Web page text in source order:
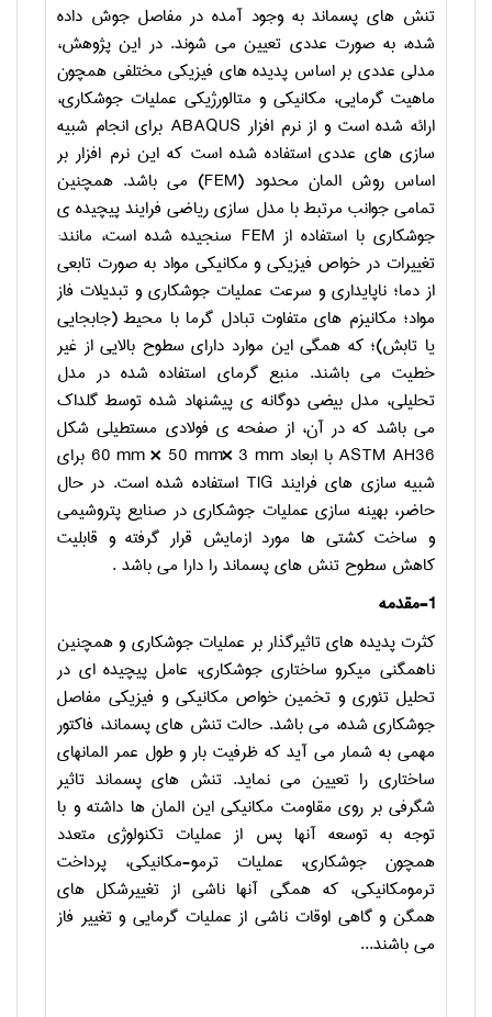
تنش های پسماند به وجود آمده در مفاصل جوش داده
شده، به صورت عددی تعیین می شوند. در این پژوهش،
مدلی عددی بر اساس پدیده های فیزیکی مختلفی همچون
ماهیت گرمایی، مکانیکی و متالورژیکی عملیات جوشکاری،
ارائه شده است و از نرم افزار ABAQUS برای انجام شبیه
سازی های عددی استفاده شده است که این نرم افزار بر
اساس روش المان محدود (FEM) می باشد. همچنین
تمامی جوانب مرتبط با مدل سازی ریاضی فرایند پیچیده ی
جوشکاری با استفاده از FEM سنجیده شده است، مانند:
تغییرات در خواص فیزیکی و مکانیکی مواد به صورت تابعی
از دما؛ ناپایداری و سرعت عملیات جوشکاری و تبدیلات فاز
مواد؛ مکانیزم های متفاوت تبادل گرما با محیط (جابجایی
یا تابش)؛ که همگی این موارد دارای سطوح بالایی از غیر
خطیت می باشند. منبع گرمای استفاده شده در مدل
تحلیلی، مدل بیضی دوگانه ی پیشنهاد شده توسط گلداک
می باشد که در آن، از صفحه ی فولادی مستطیلی شکل
ASTM AH36 با ابعاد 60 mm × 50 mm× 3 mm برای
شبیه سازی های فرایند TIG استفاده شده است. در حال
حاضر، بهینه سازی عملیات جوشکاری در صنایع پتروشیمی
و ساخت کشتی ها مورد ازمایش قرار گرفته و قابلیت
کاهش سطوح تنش های پسماند را دارا می باشد .
1-مقدمه
کثرت پدیده های تاثیرگذار بر عملیات جوشکاری و همچنین
ناهمگنی میکرو ساختاری جوشکاری، عامل پیچیده ای در
تحلیل تئوری و تخمین خواص مکانیکی و فیزیکی مفاصل
جوشکاری شده، می باشد. حالت تنش های پسماند، فاکتور
مهمی به شمار می آید که ظرفیت بار و طول عمر المانهای
ساختاری را تعیین می نماید. تنش های پسماند تاثیر
شگرفی بر روی مقاومت مکانیکی این المان ها داشته و با
توجه به توسعه آنها پس از عملیات تکنولوژی متعدد
همچون جوشکاری، عملیات ترمو-مکانیکی، پرداخت
ترمومکانیکی، که همگی آنها ناشی از تغییرشکل های
همگن و گاهی اوقات ناشی از عملیات گرمایی و تغییر فاز
می باشند...